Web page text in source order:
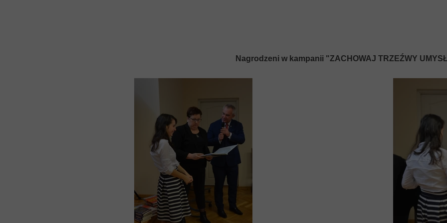
Nagrodzeni w kampanii "ZACHOWAJ TRZEŹWY